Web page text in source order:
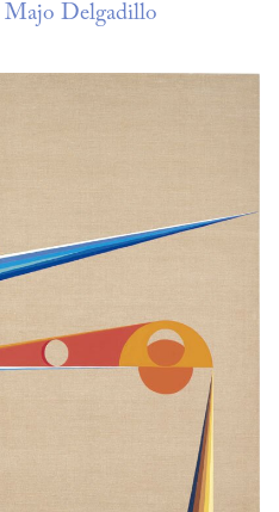
Majo Delgadillo